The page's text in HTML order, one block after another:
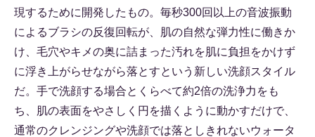
現するために開発したもの。毎秒300回以上の音波振動
によるブラシの反復回転が、肌の自然な弾力性に働きか
け、毛穴やキメの奥に詰まった汚れを肌に負担をかけず
に浮き上がらせながら落とすという新しい洗顔スタイル
だ。手で洗顔する場合とくらべて約2倍の洗浄力をも
ち、肌の表面をやさしく円を描くように動かすだけで、
通常のクレンジングや洗顔では落としきれないウォータ